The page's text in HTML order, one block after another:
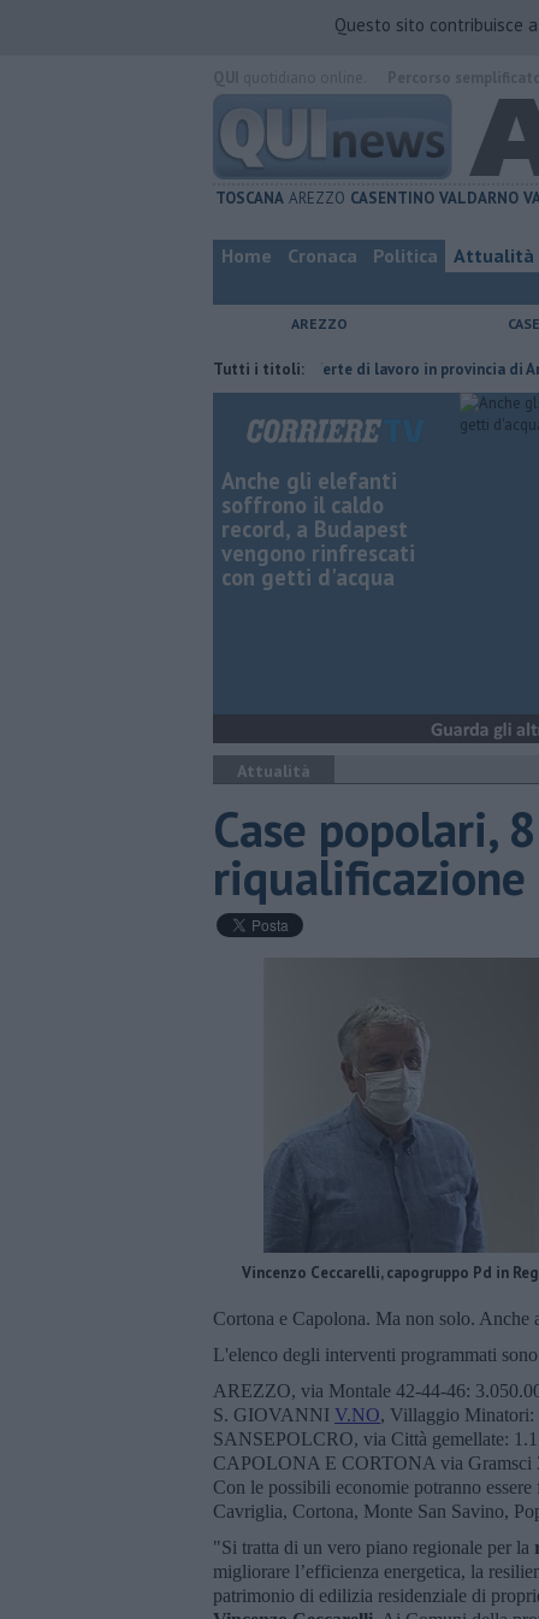
Questo sito contribuisce
TOSCANA AREZZO CASENTINO VALDARNO
Home Cronaca Politica Attualità
AREZZO
Tutti i titoli:
​Tutte le offerte di lavoro in provincia di Arezzo
Anche gli elefanti
soffrono il caldo
record, a Budapest
vengono rinfrescati
con getti d'acqua
Attualità
Case popolari,
riqualificazione
Vincenzo Ceccarelli, capogruppo Pd in
Cortona e Capolona. Ma non solo. Anche
L'elenco degli interventi programmati
AREZZO, via Montale 42-44-46:
S. GIOVANNI V.NO, Villaggio Minatori:
SANSEPOLCRO, via Città gemellate:
CAPOLONA E CORTONA via Gramsci
Con le possibili economie potranno
Cavriglia, Cortona, Monte San Savino,
"Si tratta di un vero piano regionale per la
migliorare l’efficienza energetica, la
patrimonio di edilizia residenziale di